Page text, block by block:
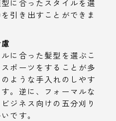
に合ったスタイルを選
引き出すことができま
に合った髪型を選ぶこ
ポーツをすることが多
ような手入れのしやす
。逆に、フォーマルな
ジネス向けの五分刈り
です。